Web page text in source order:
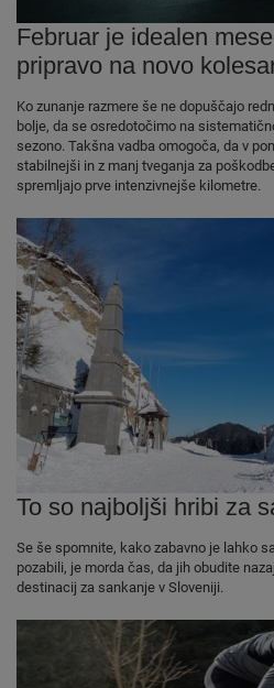
Februar je idealen
pripravo na novo
Ko zunanje razmere še ne dopuščajo
bolje, da se osredotočimo na
sezono. Takšna vadba omogoča, da v
stabilnejši in z manj tveganja za
spremljajo prve intenzivnejše kilometre.
To so najboljši hribi za
Se še spomnite, kako zabavno je lahko
pozabili, je morda čas, da jih obudite
destinacij za sankanje v Sloveniji.